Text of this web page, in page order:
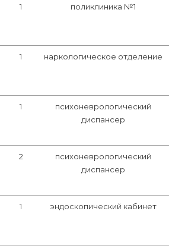
1 поликлиника №1
1 наркологическое отделение
1
психоневрологический
диспансер
2
психоневрологический
диспансер
1 эндоскопический кабинет